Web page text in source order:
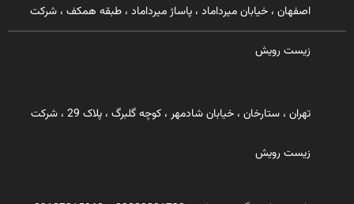
اصفهان ، خیابان میرداماد ، پاساژ میرداماد ، طبقه همکف ، شرکت
زیست رویش
تهران ، ستارخان ، خیابان شادمهر ، کوچه گلبرگ ، پلاک 29 ، شرکت
زیست رویش